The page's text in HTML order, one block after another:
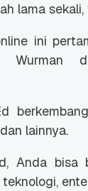
lama sekali,
ini
Wurman
lainnya.
Anda bisa